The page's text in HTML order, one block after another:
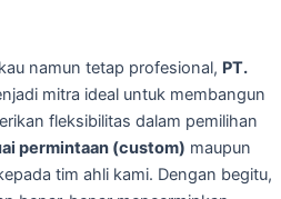
namun tetap profesional, PT.
mitra ideal untuk membangun
fleksibilitas dalam pemilihan
permintaan (custom) maupun
tim ahli kami. Dengan begitu,